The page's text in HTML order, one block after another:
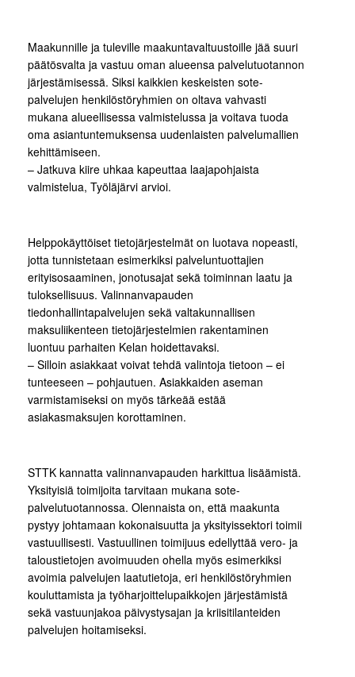
Maakunnille ja tuleville maakuntavaltuustoille jää suuri
päätösvalta ja vastuu oman alueensa palvelutuotannon
järjestämisessä. Siksi kaikkien keskeisten sote-
palvelujen henkilöstöryhmien on oltava vahvasti
mukana alueellisessa valmistelussa ja voitava tuoda
oma asiantuntemuksensa uudenlaisten palvelumallien
kehittämiseen.
– Jatkuva kiire uhkaa kapeuttaa laajapohjaista
valmistelua, Työläjärvi arvioi.
Helppokäyttöiset tietojärjestelmät on luotava nopeasti,
jotta tunnistetaan esimerkiksi palveluntuottajien
erityisosaaminen, jonotusajat sekä toiminnan laatu ja
tuloksellisuus. Valinnanvapauden
tiedonhallintapalvelujen sekä valtakunnallisen
maksuliikenteen tietojärjestelmien rakentaminen
luontuu parhaiten Kelan hoidettavaksi.
– Silloin asiakkaat voivat tehdä valintoja tietoon – ei
tunteeseen – pohjautuen. Asiakkaiden aseman
varmistamiseksi on myös tärkeää estää
asiakasmaksujen korottaminen.
STTK kannatta valinnanvapauden harkittua lisäämistä.
Yksityisiä toimijoita tarvitaan mukana sote-
palvelutuotannossa. Olennaista on, että maakunta
pystyy johtamaan kokonaisuutta ja yksityissektori toimii
vastuullisesti. Vastuullinen toimijuus edellyttää vero- ja
taloustietojen avoimuuden ohella myös esimerkiksi
avoimia palvelujen laatutietoja, eri henkilöstöryhmien
kouluttamista ja työharjoittelupaikkojen järjestämistä
sekä vastuunjakoa päivystysajan ja kriisitilanteiden
palvelujen hoitamiseksi.